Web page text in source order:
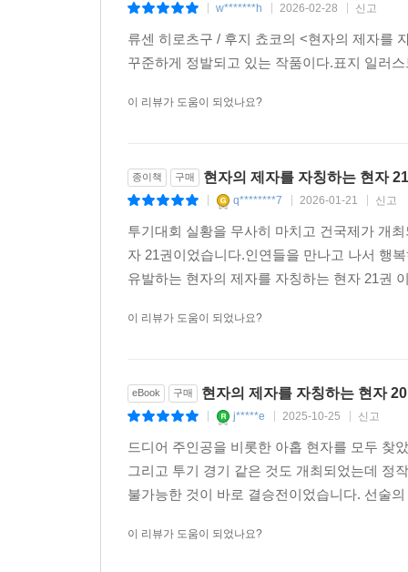
w*******h 2026-02-28 신고
류센 히로츠구 / 후지 쵸코의 <현자의 제자를
꾸준하게 정발되고 있는 작품이다.표지 일러
이 리뷰가 도움이 되었나요?
종이책 구매 현자의 제자를 자칭하는 현자
q********7 2026-01-21 신고
투기대회 실황을 무사히 마치고 건국제가 개
자 21권이었습니다.인연들을 만나고 나서 행
유발하는 현자의 제자를 자칭하는 현자 21권
이 리뷰가 도움이 되었나요?
eBook 구매 현자의 제자를 자칭하는 현자
j*****e 2025-10-25 신고
드디어 주인공을 비롯한 아홉 현자를 모두 찾
그리고 투기 경기 같은 것도 개최되었는데 정
불가능한 것이 바로 결승전이었습니다. 선술
이 리뷰가 도움이 되었나요?